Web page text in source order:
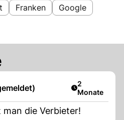
Franken
Google
Artikel
2
Monate
die Verbieter!